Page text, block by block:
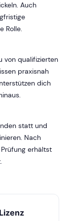
Auch
Rolle.
von qualifizierten
praxisnah
dich
statt und
Nach
erhältst